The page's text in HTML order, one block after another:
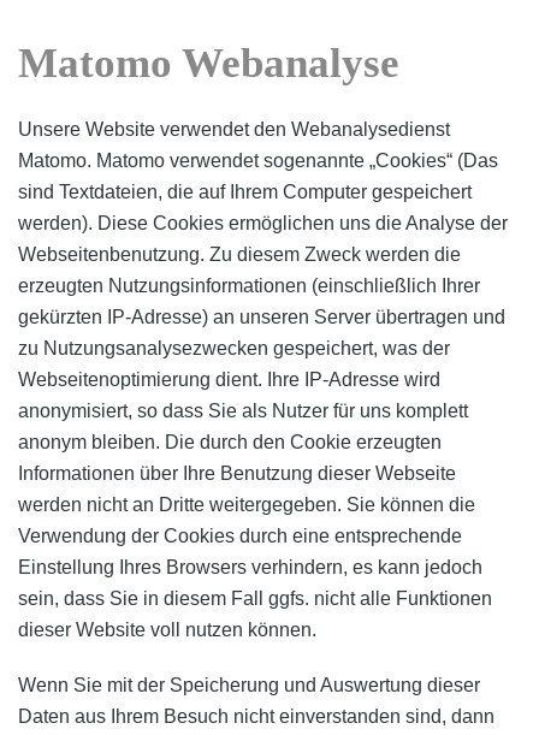
Matomo Webanalyse
Unsere Website verwendet den Webanalysedienst
Matomo. Matomo verwendet sogenannte „Cookies“ (Das
sind Textdateien, die auf Ihrem Computer gespeichert
werden). Diese Cookies ermöglichen uns die Analyse der
Webseitenbenutzung. Zu diesem Zweck werden die
erzeugten Nutzungsinformationen (einschließlich Ihrer
gekürzten IP-Adresse) an unseren Server übertragen und
zu Nutzungsanalysezwecken gespeichert, was der
Webseitenoptimierung dient. Ihre IP-Adresse wird
anonymisiert, so dass Sie als Nutzer für uns komplett
anonym bleiben. Die durch den Cookie erzeugten
Informationen über Ihre Benutzung dieser Webseite
werden nicht an Dritte weitergegeben. Sie können die
Verwendung der Cookies durch eine entsprechende
Einstellung Ihres Browsers verhindern, es kann jedoch
sein, dass Sie in diesem Fall ggfs. nicht alle Funktionen
dieser Website voll nutzen können.
Wenn Sie mit der Speicherung und Auswertung dieser
Daten aus Ihrem Besuch nicht einverstanden sind, dann